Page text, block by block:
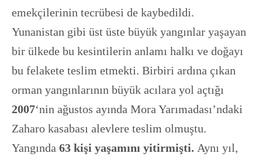
emekçilerinin tecrübesi de kaybedildi.
Yunanistan gibi üst üste büyük yangınlar yaşayan
bir ülkede bu kesintilerin anlamı halkı ve doğayı
bu felakete teslim etmekti. Birbiri ardına çıkan
orman yangınlarının büyük acılara yol açtığı
2007‘nin ağustos ayında Mora Yarımadası’ndaki
Zaharo kasabası alevlere teslim olmuştu.
Yangında 63 kişi yaşamını yitirmişti. Aynı yıl,